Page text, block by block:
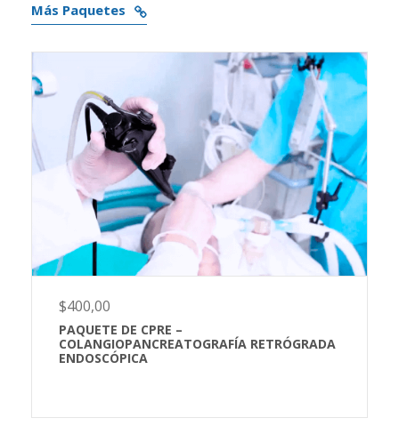
Más Paquetes
$400,00
PAQUETE DE CPRE –
COLANGIOPANCREATOGRAFÍA RETRÓGRADA
ENDOSCÓPICA